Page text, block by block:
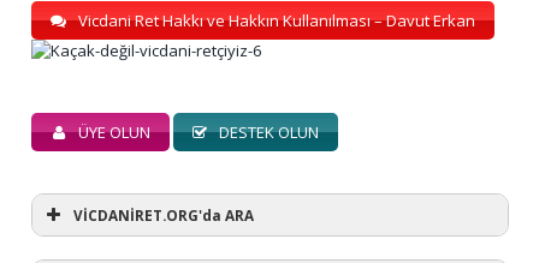
Vicdani Ret Hakkı ve Hakkın Kullanılması – Davut Erkan
ÜYE OLUN DESTEK OLUN
VİCDANİRET.ORG'da ARA